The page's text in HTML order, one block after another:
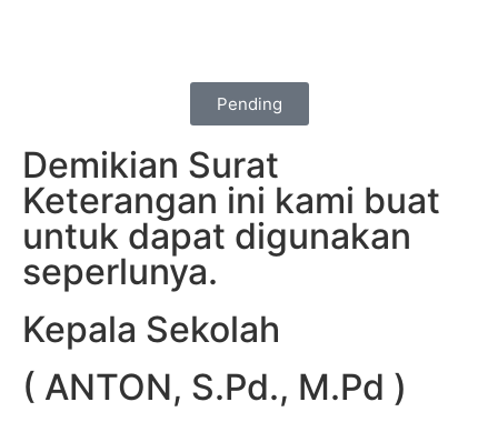
Pending
Demikian Surat
Keterangan ini kami buat
untuk dapat digunakan
seperlunya.
Kepala Sekolah
( ANTON, S.Pd., M.Pd )